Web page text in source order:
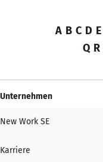
A B C D E
Q R
Unternehmen
New Work SE
Karriere